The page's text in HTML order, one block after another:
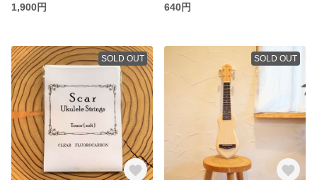
1,900円
640円
SOLD OUT SOLD OUT